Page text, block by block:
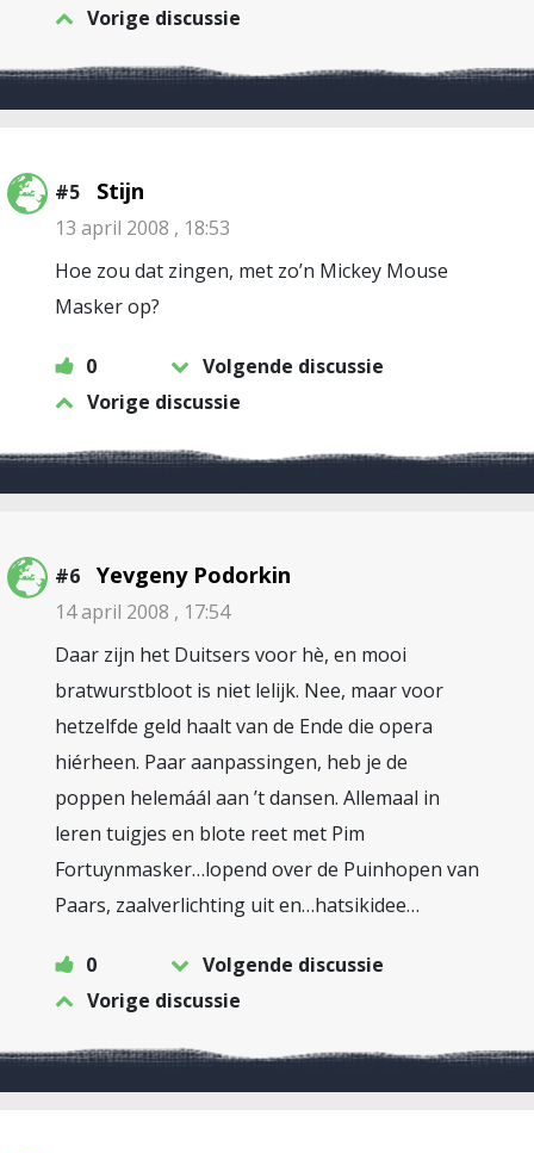
Vorige discussie
#5 Stijn
13 april 2008 , 18:53
Hoe zou dat zingen, met zo’n Mickey Mouse
Masker op?
0
Volgende discussie
Vorige discussie
#6 Yevgeny Podorkin
14 april 2008 , 17:54
Daar zijn het Duitsers voor hè, en mooi
bratwurstbloot is niet lelijk. Nee, maar voor
hetzelfde geld haalt van de Ende die opera
hiérheen. Paar aanpassingen, heb je de
poppen helemáál aan ’t dansen. Allemaal in
leren tuigjes en blote reet met Pim
Fortuynmasker…lopend over de Puinhopen van
Paars, zaalverlichting uit en…hatsikidee…
0
Volgende discussie
Vorige discussie